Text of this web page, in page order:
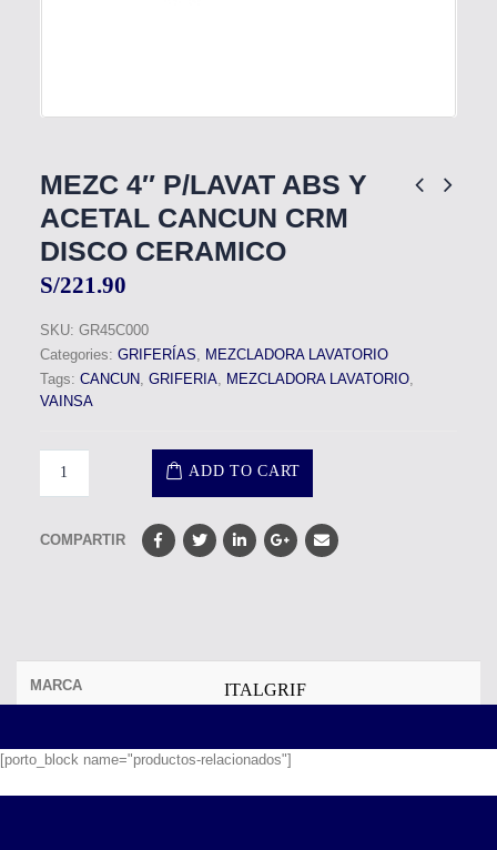
MEZC 4″ P/LAVAT ABS Y
ACETAL CANCUN CRM
DISCO CERAMICO
S/221.90
SKU: GR45C000
Categories: GRIFERÍAS, MEZCLADORA LAVATORIO
Tags: CANCUN, GRIFERIA, MEZCLADORA LAVATORIO,
VAINSA
ADD TO CART
COMPARTIR
MARCA ITALGRIF
[porto_block name="productos-relacionados"]